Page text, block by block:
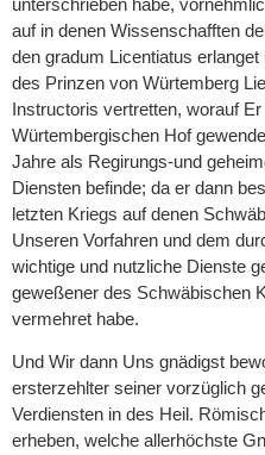
auf in denen Wissenschafften
den gradum Licentiatus
des Prinzen von Würtemberg
Instructoris vertretten, worauf
Würtembergischen Hof
Jahre als Regirungs-und
Diensten befinde; da er dann
letzten Kriegs auf denen
Unseren Vorfahren und dem
wichtige und nutzliche Dienste
geweßener des Schwäbischen
vermehret habe.
Und Wir dann Uns gnädigst
ersterzehlter seiner vorzüglich
Verdiensten in des Heil.
erheben, welche allerhöchste